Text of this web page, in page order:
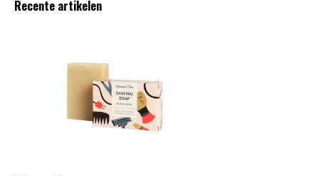
Recente artikelen